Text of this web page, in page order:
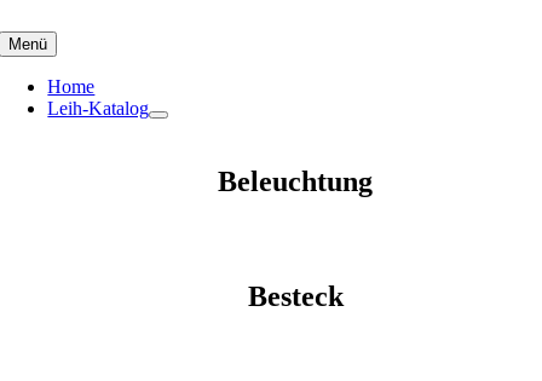
to
content
Menü
Home
Leih-Katalog
Beleuchtung
Besteck